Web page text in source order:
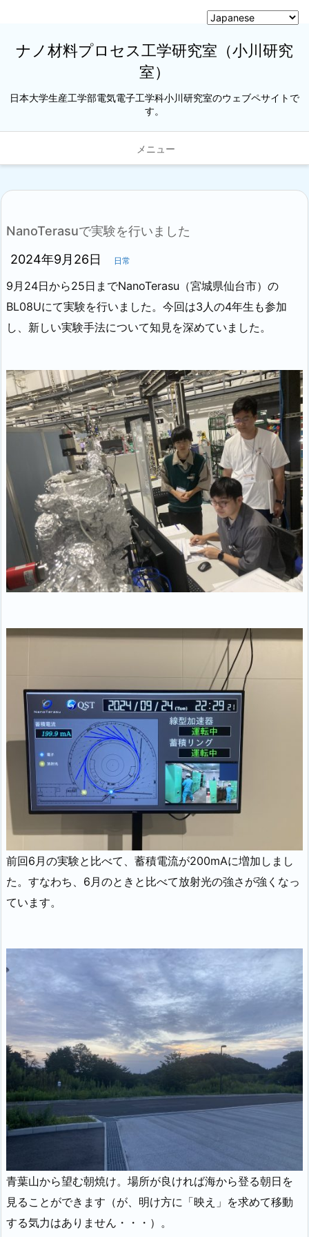
ナノ材料プロセス工学研究室（小川研究
室）
日本大学生産工学部電気電子工学科小川研究室のウェブペサイトで
す。
メニュー
NanoTerasuで実験を行いました
2024年9月26日
日常
9月24日から25日までNanoTerasu（宮城県仙台市）の
BL08Uにて実験を行いました。今回は3人の4年生も参加
し、新しい実験手法について知見を深めていました。
前回6月の実験と比べて、蓄積電流が200mAに増加しまし
た。すなわち、6月のときと比べて放射光の強さが強くなっ
ています。
青葉山から望む朝焼け。場所が良ければ海から登る朝日を
見ることができます（が、明け方に「映え」を求めて移動
する気力はありません・・・）。